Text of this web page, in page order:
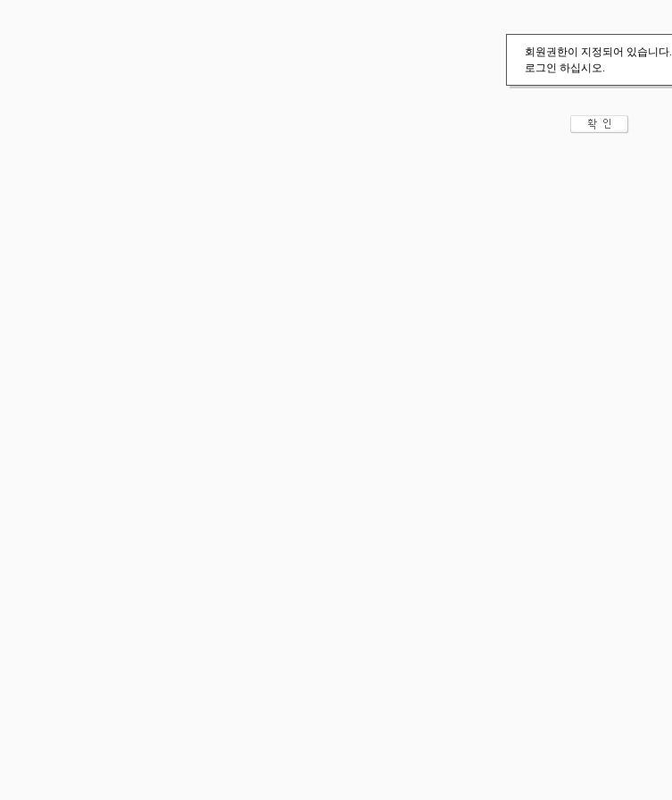
회원권한이 지정되어 있습니다.
로그인 하십시오.